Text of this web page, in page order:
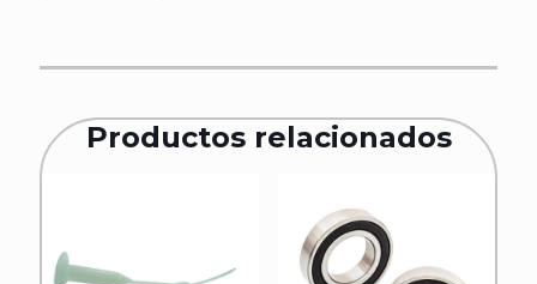
Productos relacionados